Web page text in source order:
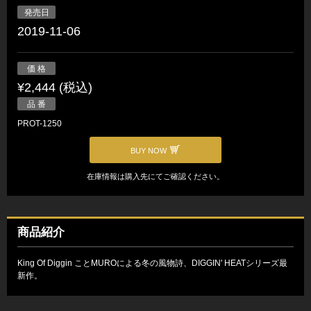
発売日
2019-11-06
価 格
¥2,444 (税込)
品 番
PROT-1250
BUY NOW
在庫情報は購入先にてご確認ください。
商品紹介
King Of Diggin ことMUROによる冬の風物詩、DIGGIN' HEATシリーズ最
新作。